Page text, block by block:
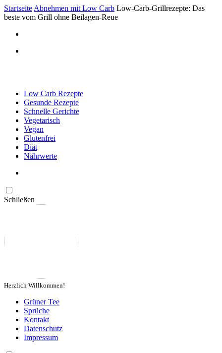
Startseite Abnehmen mit Low Carb Low-Carb-Grillrezepte: Das
beste vom Grill ohne Beilagen-Reue
Low Carb Rezepte
Gesunde Rezepte
Schnelle Gerichte
Vegetarisch
Vegan
Glutenfrei
Diät
Nährwerte
Schließen
Herzlich Willkommen!
Grüner Tee
Sprüche
Kontakt
Datenschutz
Impressum